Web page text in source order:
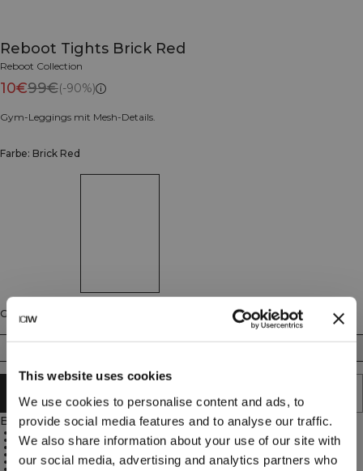
This website uses cookies
We use cookies to personalise content and ads, to
provide social media features and to analyse our traffic.
We also share information about your use of our site with
our social media, advertising and analytics partners who
Reboot Tights Brick Red
Reboot Collection
10€99€(-90%)
Gym-Leggings mit Mesh-Details.
Farbe: Brick Red
Größe
IN DEN WARENKORB LEGEN
Beschreibung
Mesh-Einsatz für Luftzirkulation
ICIW-Logo auf der Rückseite
V-förmige Vorder- und Rückseite
Tasche am Bund